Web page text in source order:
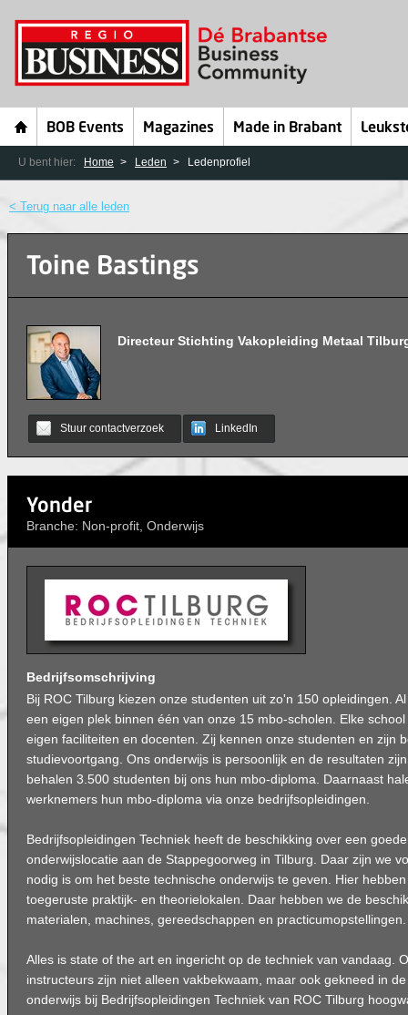
BOB Events Magazines Made in Brabant
U bent hier: Home Leden Ledenprofiel
< Terug naar alle leden
Toine Bastings
Directeur Stichting Vakopleiding Metaal
Stuur contactverzoek LinkedIn
Yonder
Branche: Non-profit, Onderwijs
Bedrijfsomschrijving
Bij ROC Tilburg kiezen onze studenten uit zo'n 150 opleidingen.
een eigen plek binnen één van onze 15 mbo-scholen. Elke
eigen faciliteiten en docenten. Zij kennen onze studenten en zijn
studievoortgang. Ons onderwijs is persoonlijk en de resultaten
behalen 3.500 studenten bij ons hun mbo-diploma. Daarnaast
werknemers hun mbo-diploma via onze bedrijfsopleidingen.
Bedrijfsopleidingen Techniek heeft de beschikking over een
onderwijslocatie aan de Stappegoorweg in Tilburg. Daar zijn we
nodig is om het beste technische onderwijs te geven. Hier
toegeruste praktijk- en theorielokalen. Daar hebben we de
materialen, machines, gereedschappen en practicumopstellingen.
Alles is state of the art en ingericht op de techniek van vandaag.
instructeurs zijn niet alleen vakbekwaam, maar ook gekneed in
onderwijs bij Bedrijfsopleidingen Techniek van ROC Tilburg